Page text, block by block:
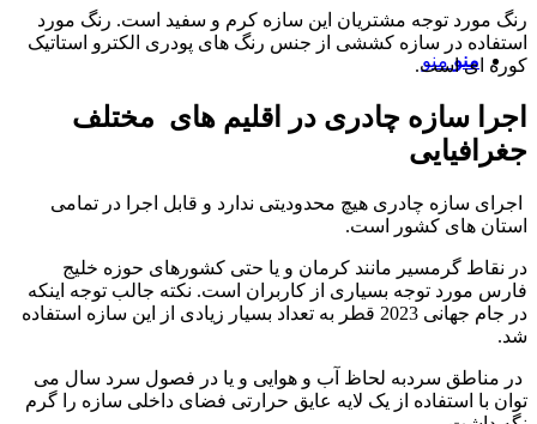
منو منو
رنگ مورد توجه مشتریان این سازه کرم و سفید است. رنگ مورد
استفاده در سازه کششی از جنس رنگ های پودری الکترو استاتیک
کوره ای است.
اجرا سازه چادری در اقلیم های مختلف
جغرافیایی
اجرای سازه چادری هیچ محدودیتی ندارد و قابل اجرا در تمامی
استان های کشور است.
در نقاط گرمسیر مانند کرمان و یا حتی کشورهای حوزه خلیج
فارس مورد توجه بسیاری از کاربران است. نکته جالب توجه اینکه
در جام جهانی 2023 قطر به تعداد بسیار زیادی از این سازه استفاده
شد.
در مناطق سردبه لحاظ آب و هوایی و یا در فصول سرد سال می
توان با استفاده از یک لایه عایق حرارتی فضای داخلی سازه را گرم